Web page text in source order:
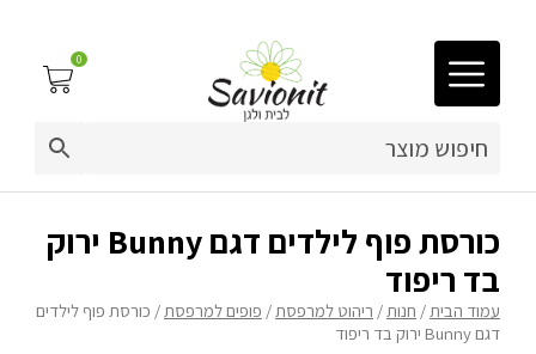
03-9212883
ריפוד לריהוט גן
פופים
0
כורסת פוף לילדים דגם Bunny ירוק
בד ריפוד
עמוד הבית/ חנות/ ריהוט למרפסת/ פופים למרפסת/ כורסת פוף לילדים
דגם Bunny ירוק בד ריפוד